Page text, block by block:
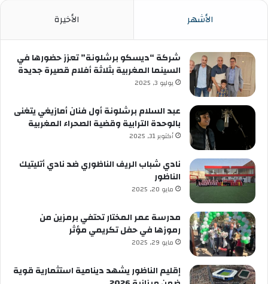
الأشهر الأخيرة
شركة “ديسكو برشلونة” تعزز حضورها في
السينما المغربية بثلاثة أفلام قصيرة جديدة
يوليو 3, 2025
عبد السلام برشلونة أول فنان أمازيغي يتغنى
بالوحدة الترابية وقضية الصحراء المغربية
أكتوبر 31, 2025
نادي شباب الريف الناظوري ضد نادي أتليتيك
الناظور
مايو 20, 2025
مدرسة عمر المختار تحتفي برمزين من
رموزها في حفل تكريمي مؤثر
مايو 29, 2025
إقليم الناظور يشهد دينامية استثمارية قوية